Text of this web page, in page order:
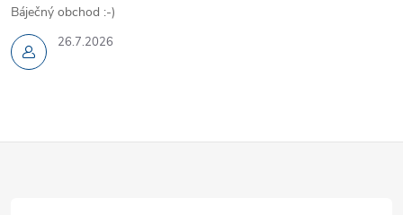
26.7.2026
Báječný obchod :-)